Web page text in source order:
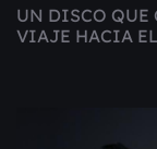
UN DISCO QUE
VIAJE HACIA